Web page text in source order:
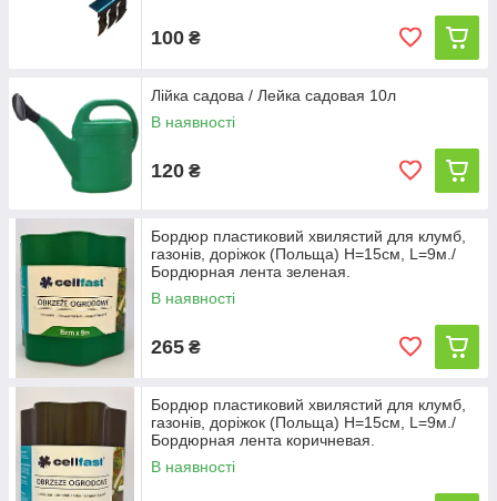
100 ₴
Лійка садова / Лейка садовая 10л
В наявності
120 ₴
Бордюр пластиковий хвилястий для клумб,
газонів, доріжок (Польща) H=15см, L=9м./
Бордюрная лента зеленая.
В наявності
265 ₴
Бордюр пластиковий хвилястий для клумб,
газонів, доріжок (Польща) H=15см, L=9м./
Бордюрная лента коричневая.
В наявності